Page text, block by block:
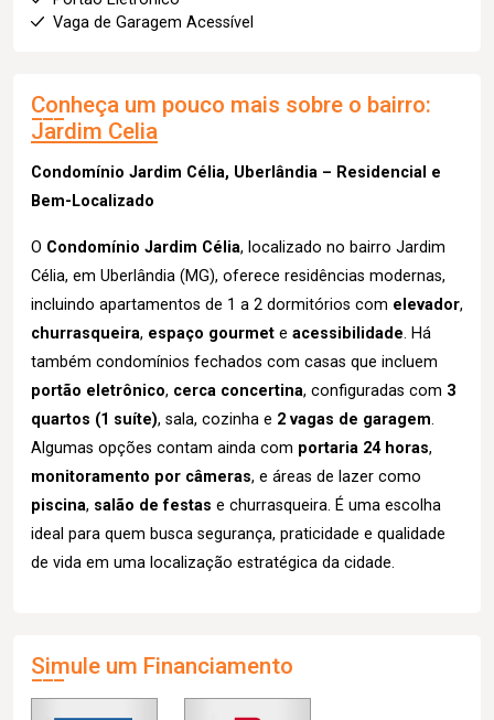
Vaga de Garagem Acessível
Conheça um pouco mais sobre o bairro:
Jardim Celia
Condomínio Jardim Célia, Uberlândia – Residencial e
Bem-Localizado
O Condomínio Jardim Célia, localizado no bairro Jardim
Célia, em Uberlândia (MG), oferece residências modernas,
incluindo apartamentos de 1 a 2 dormitórios com elevador,
churrasqueira, espaço gourmet e acessibilidade. Há
também condomínios fechados com casas que incluem
portão eletrônico, cerca concertina, configuradas com 3
quartos (1 suíte), sala, cozinha e 2 vagas de garagem.
Algumas opções contam ainda com portaria 24 horas,
monitoramento por câmeras, e áreas de lazer como
piscina, salão de festas e churrasqueira. É uma escolha
ideal para quem busca segurança, praticidade e qualidade
de vida em uma localização estratégica da cidade.
Simule um Financiamento